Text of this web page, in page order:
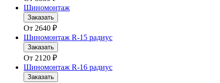
Шиномонтаж
Заказать
От 2640 ₽
Шиномонтаж R-15 радиус
Заказать
От 2120 ₽
Шиномонтаж R-16 радиус
Заказать